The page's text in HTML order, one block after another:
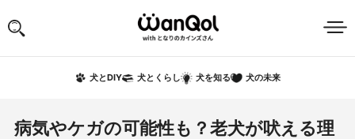
犬とDIY 犬とくらし 犬を知る 犬の未来
病気やケガの可能性も？老犬が吠える理